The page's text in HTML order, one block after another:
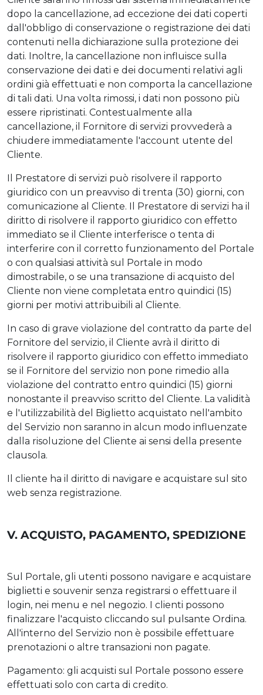
dopo la cancellazione, ad eccezione dei dati coperti
dall'obbligo di conservazione o registrazione dei dati
contenuti nella dichiarazione sulla protezione dei
dati. Inoltre, la cancellazione non influisce sulla
conservazione dei dati e dei documenti relativi agli
ordini già effettuati e non comporta la cancellazione
di tali dati. Una volta rimossi, i dati non possono più
essere ripristinati. Contestualmente alla
cancellazione, il Fornitore di servizi provvederà a
chiudere immediatamente l'account utente del
Cliente.
Il Prestatore di servizi può risolvere il rapporto
giuridico con un preavviso di trenta (30) giorni, con
comunicazione al Cliente. Il Prestatore di servizi ha il
diritto di risolvere il rapporto giuridico con effetto
immediato se il Cliente interferisce o tenta di
interferire con il corretto funzionamento del Portale
o con qualsiasi attività sul Portale in modo
dimostrabile, o se una transazione di acquisto del
Cliente non viene completata entro quindici (15)
giorni per motivi attribuibili al Cliente.
In caso di grave violazione del contratto da parte del
Fornitore del servizio, il Cliente avrà il diritto di
risolvere il rapporto giuridico con effetto immediato
se il Fornitore del servizio non pone rimedio alla
violazione del contratto entro quindici (15) giorni
nonostante il preavviso scritto del Cliente. La validità
e l'utilizzabilità del Biglietto acquistato nell'ambito
del Servizio non saranno in alcun modo influenzate
dalla risoluzione del Cliente ai sensi della presente
clausola.
Il cliente ha il diritto di navigare e acquistare sul sito
web senza registrazione.
V. ACQUISTO, PAGAMENTO, SPEDIZIONE
Sul Portale, gli utenti possono navigare e acquistare
biglietti e souvenir senza registrarsi o effettuare il
login, nei menu e nel negozio. I clienti possono
finalizzare l'acquisto cliccando sul pulsante Ordina.
All'interno del Servizio non è possibile effettuare
prenotazioni o altre transazioni non pagate.
Pagamento: gli acquisti sul Portale possono essere
effettuati solo con carta di credito.